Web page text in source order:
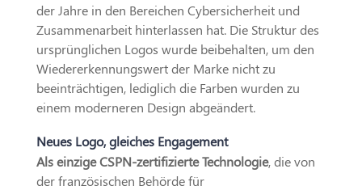
der Jahre in den Bereichen Cybersicherheit und
Zusammenarbeit hinterlassen hat. Die Struktur des
ursprünglichen Logos wurde beibehalten, um den
Wiedererkennungswert der Marke nicht zu
beeinträchtigen, lediglich die Farben wurden zu
einem moderneren Design abgeändert.
Neues Logo, gleiches Engagement
Als einzige CSPN-zertifizierte Technologie, die von
der französischen Behörde für